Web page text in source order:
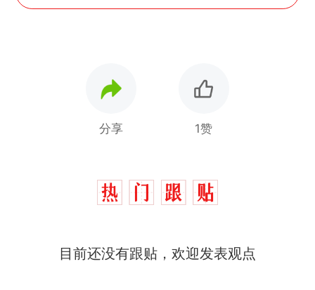
分享 1赞
目前还没有跟贴，欢迎发表观点
全部作废，公平么？